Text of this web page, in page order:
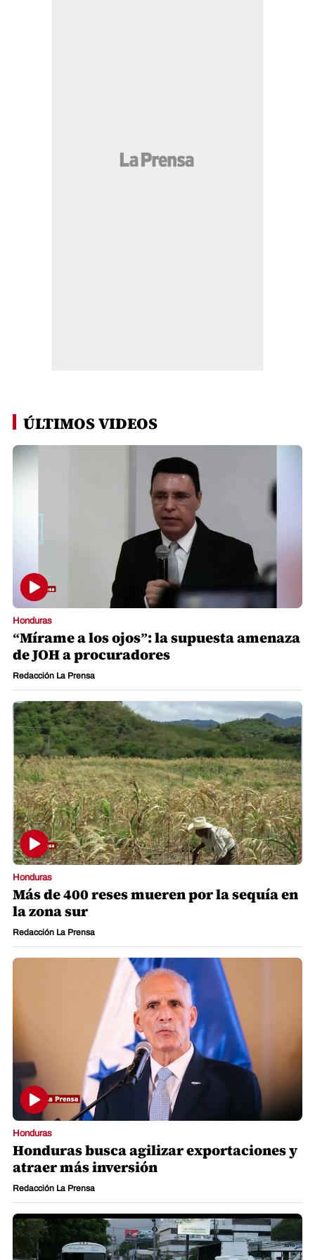
ÚLTIMOS VIDEOS
Honduras
“Mírame a los ojos”: la supuesta amenaza
de JOH a procuradores
Redacción La Prensa
Honduras
Más de 400 reses mueren por la sequía en
la zona sur
Redacción La Prensa
Honduras
Honduras busca agilizar exportaciones y
atraer más inversión
Redacción La Prensa